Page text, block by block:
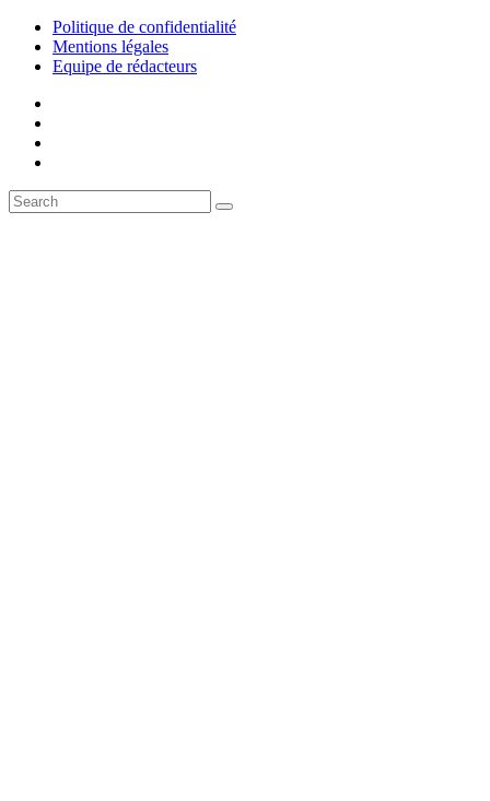
Politique de confidentialité
Mentions légales
Equipe de rédacteurs